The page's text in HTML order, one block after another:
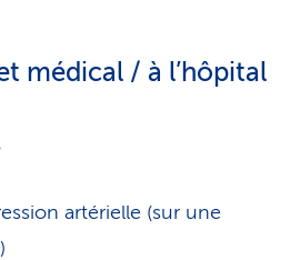
médical / à l’hôpital
artérielle (sur une